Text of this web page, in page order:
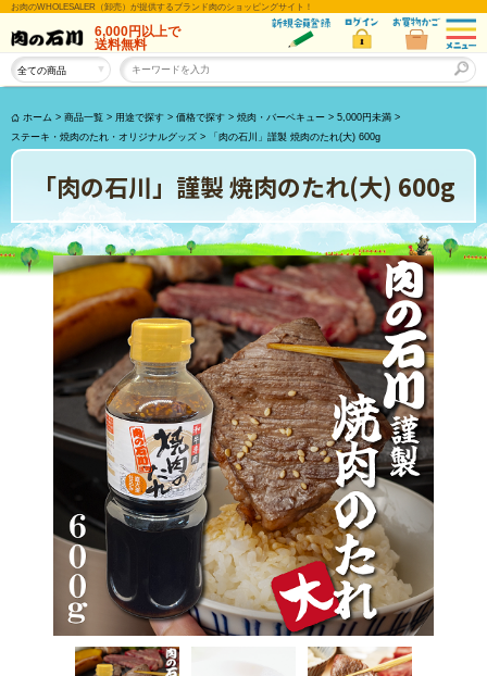
お肉のWHOLESALER（卸売）が提供するブランド肉のショッピングサイト！
6,000円以上で
送料無料
ホーム > 商品一覧 > 用途で探す > 価格で探す > 焼肉・バーベキュー > 5,000円未満 >
ステーキ・焼肉のたれ・オリジナルグッズ > 「肉の石川」謹製 焼肉のたれ(大) 600g
「肉の石川」謹製 焼肉のたれ(大) 600g